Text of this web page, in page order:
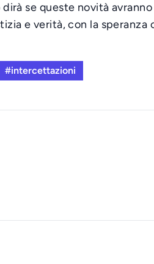
se queste novità
e verità, con la
#intercettazioni